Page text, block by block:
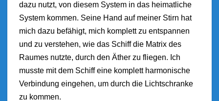
dazu nutzt, von diesem System in das heimatliche
System kommen. Seine Hand auf meiner Stirn hat
mich dazu befähigt, mich komplett zu entspannen
und zu verstehen, wie das Schiff die Matrix des
Raumes nutzte, durch den Äther zu fliegen. Ich
musste mit dem Schiff eine komplett harmonische
Verbindung eingehen, um durch die Lichtschranke
zu kommen.